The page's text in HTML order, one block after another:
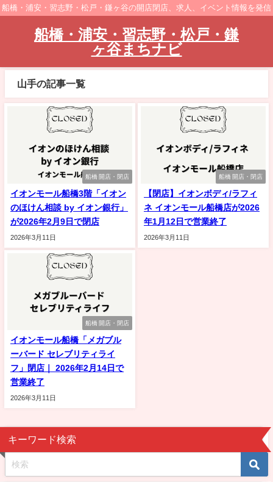
船橋・浦安・習志野・松戸・鎌ヶ谷の開店閉店、求人、イベント情報を発信
船橋・浦安・習志野・松戸・鎌
ヶ谷まちナビ
山手の記事一覧
船橋 開店・閉店
イオンモール船橋3階「イオン
のほけん相談 by イオン銀行」
が2026年2月9日で閉店
2026年3月11日
船橋 開店・閉店
【閉店】イオンボディ/ラフィ
ネ イオンモール船橋店が2026
年1月12日で営業終了
2026年3月11日
船橋 開店・閉店
イオンモール船橋「メガブル
ーバード セレブリティライ
フ」閉店｜ 2026年2月14日で
営業終了
2026年3月11日
キーワード検索